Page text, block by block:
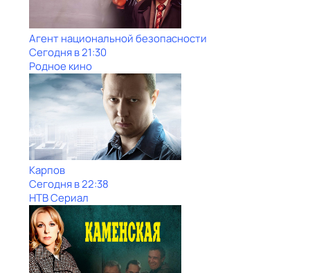
Агент национальной безопасности
Сегодня в 21:30
Родное кино
Карпов
Сегодня в 22:38
НТВ Сериал